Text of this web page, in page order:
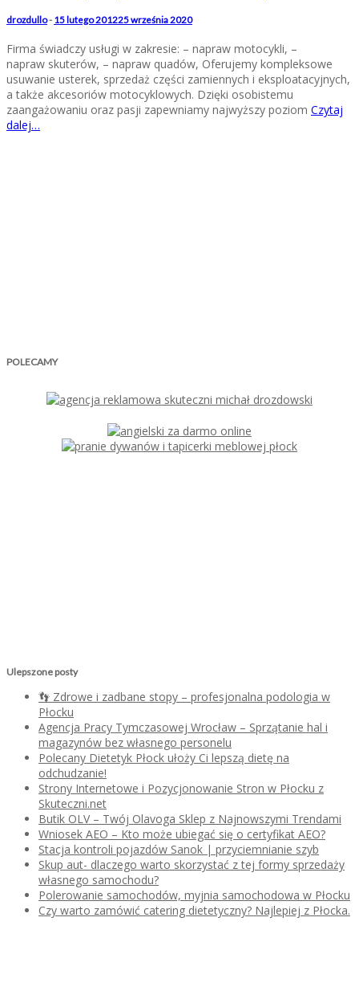
drozdullo- 15 lutego 201225 września 2020
Firma świadczy usługi w zakresie: – napraw motocykli, –
napraw skuterów, – napraw quadów, Oferujemy kompleksowe
usuwanie usterek, sprzedaż części zamiennych i eksploatacyjnych,
a także akcesoriów motocyklowych. Dzięki osobistemu
zaangażowaniu oraz pasji zapewniamy najwyższy poziom Czytaj
dalej…
POLECAMY
Ulepszone posty
👣 Zdrowe i zadbane stopy – profesjonalna podologia w
Płocku
Agencja Pracy Tymczasowej Wrocław – Sprzątanie hal i
magazynów bez własnego personelu
Polecany Dietetyk Płock ułoży Ci lepszą dietę na
odchudzanie!
Strony Internetowe i Pozycjonowanie Stron w Płocku z
Skuteczni.net
Butik OLV – Twój Olavoga Sklep z Najnowszymi Trendami
Wniosek AEO – Kto może ubiegać się o certyfikat AEO?
Stacja kontroli pojazdów Sanok | przyciemnianie szyb
Skup aut- dlaczego warto skorzystać z tej formy sprzedaży
własnego samochodu?
Polerowanie samochodów, myjnia samochodowa w Płocku
Czy warto zamówić catering dietetyczny? Najlepiej z Płocka.